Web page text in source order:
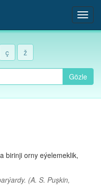
ç ž
Gözle
birinji orny eýelemeklik,
(A. S. Puşkin,